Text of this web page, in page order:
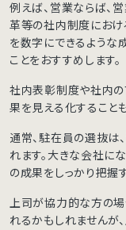
例えば、営業ならば、
革等の社内制度におけ
を数字にできるような
ことをおすすめします。
社内表彰制度や社内の
果を見える化すること
通常、駐在員の選抜は
れます。大きな会社に
の成果をしっかり把握
上司が協力的な方の場
れるかもしれませんが